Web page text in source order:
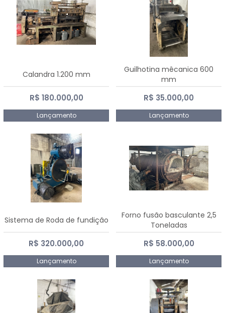
Calandra 1.200 mm
R$ 180.000,00
Lançamento
Guilhotina mêcanica 600
mm
R$ 35.000,00
Lançamento
Sistema de Roda de fundição
R$ 320.000,00
Lançamento
Forno fusão basculante 2,5
Toneladas
R$ 58.000,00
Lançamento